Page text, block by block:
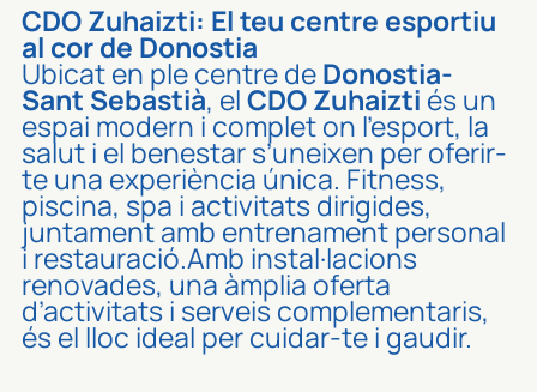
CDO Zuhaizti: El teu centre esportiu
al cor de Donostia
Ubicat en ple centre deDonostia-
Sant Sebastià, elCDO Zuhaizti és un
espai modern i complet on l’esport, la
salut i el benestar s’uneixen per oferir-
te una experiència única. Fitness,
piscina, spa i activitats dirigides,
juntament amb entrenament personal
i restauració.Amb instal·lacions
renovades, una àmplia oferta
d’activitats i serveis complementaris,
és el lloc ideal per cuidar-te i gaudir.